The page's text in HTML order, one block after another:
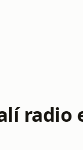
radio